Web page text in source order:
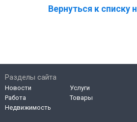
Вернуться к списку
Разделы сайта
Новости
Работа
Недвижимость
Услуги
Товары